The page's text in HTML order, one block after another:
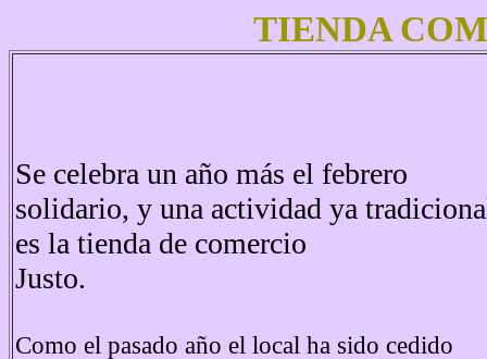
TIENDA
Se celebra un año más el febrero
solidario, y una actividad ya
es la tienda de comercio
Justo.
Como el pasado año el local ha sido cedido